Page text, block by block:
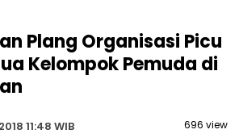
Plang Organisasi Picu
Kelompok Pemuda di
11:48 WIB 696 view